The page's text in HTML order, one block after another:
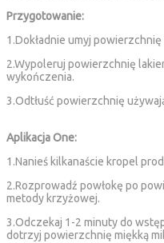
Przygotowanie:
1.Dokładnie umyj
2.Wypoleruj powierzchnię
wykończenia.
3.Odtłuść powierzchnię
Aplikacja One:
1.Nanieś kilkanaście kropel
2.Rozprowadź powłokę po
metody krzyżowej.
3.Odczekaj 1-2 minuty do
dotrzyj powierzchnię miękką